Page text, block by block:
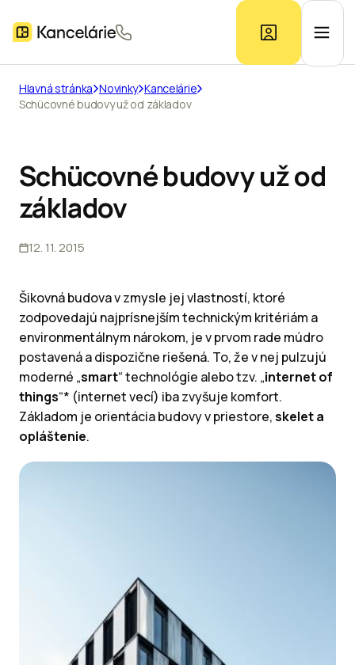
Prieskum trhu
Hlavná stránka Novinky Kancelárie
Schücovné budovy už od základov
Schücovné budovy už od
základov
12. 11. 2015
Šikovná budova v zmysle jej vlastností, ktoré
zodpovedajú najprísnejším technickým kritériám a
environmentálnym nárokom, je v prvom rade múdro
postavená a dispozične riešená. To, že v nej pulzujú
moderné „smart“ technológie alebo tzv. „internet of
things“* (internet vecí) iba zvyšuje komfort.
Základom je orientácia budovy v priestore,skelet a
opláštenie.